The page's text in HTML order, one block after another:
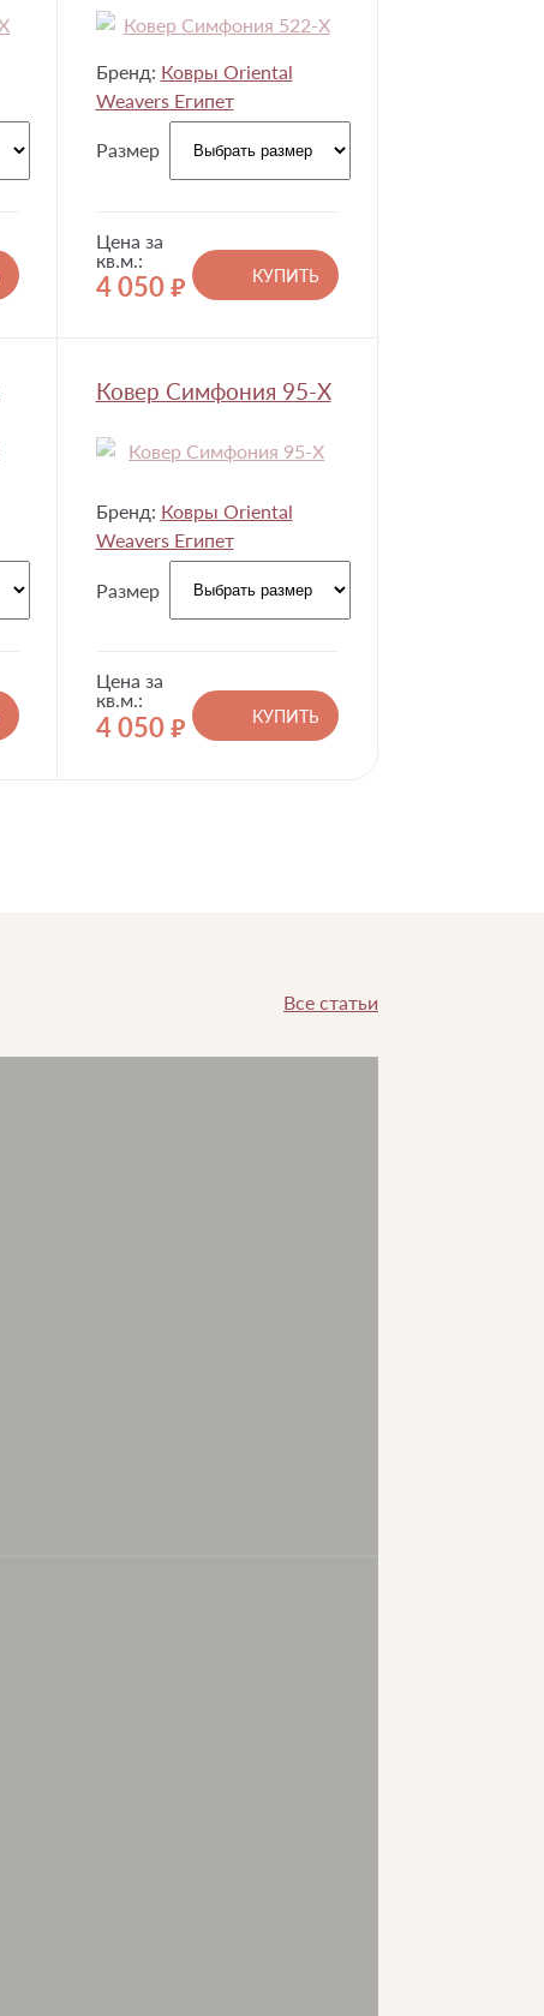
Бренд: Ковры Oriental
Weavers Египет
Размер
Цена за
кв.м.:
4 050 руб.
КУПИТЬ
Ковер Симфония 95-X
Бренд: Ковры Oriental
Weavers Египет
Размер
Цена за
кв.м.:
4 050 руб.
КУПИТЬ
Все статьи